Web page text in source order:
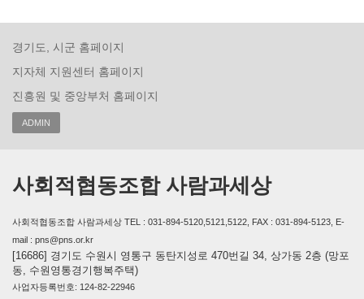
경기도, 시군 홈페이지
지자체 지원센터 홈페이지
진흥원 및 중앙부처 홈페이지
ADMIN
사회적협동조합 사람과세상
사회적협동조합 사람과세상 TEL : 031-894-5120,5121,5122, FAX : 031-894-5123, E-
mail : pns@pns.or.kr
[16686] 경기도 수원시 영통구 동탄지성로 470번길 34, 상가동 2층 (망포
동, 수원영통경기행복주택)
사업자등록번호: 124-82-22946